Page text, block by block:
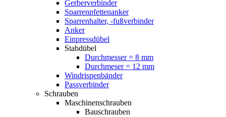
Gerberverbinder
Sparrenpfettenanker
Sparrenhalter, -fußverbinder
Anker
Einpressdübel
Stabdübel
Durchmesser = 8 mm
Durchmeser = 12 mm
Windrispenbänder
Passverbinder
Schrauben
Maschinenschrauben
Bauschrauben